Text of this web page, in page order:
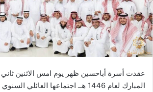
عقدت أسرة أباحسين ظهر يوم امس الاثنين ثاني
المبارك لعام 1446 هــ اجتماعها